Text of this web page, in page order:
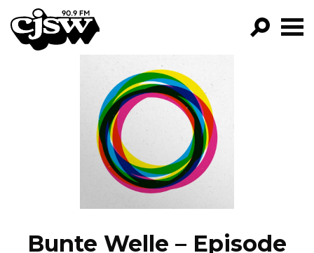
CJSW
FILTER BY:
PROGRAMS
EPISODES
NEWS
Bunte Welle – Episode